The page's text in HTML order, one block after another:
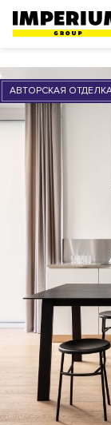
АВТОРСКАЯ